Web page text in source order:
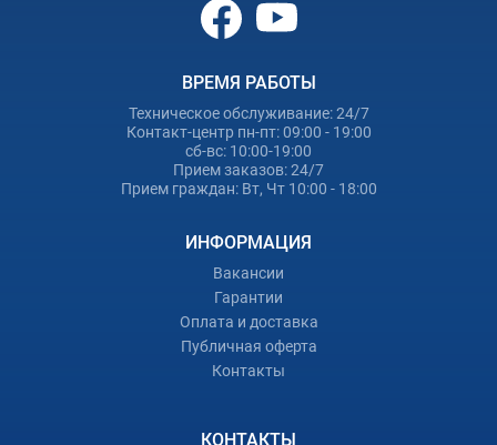
ВРЕМЯ РАБОТЫ
Техническое обслуживание: 24/7
Контакт-центр пн-пт: 09:00 - 19:00
сб-вс: 10:00-19:00
Прием заказов: 24/7
Прием граждан: Вт, Чт 10:00 - 18:00
ИНФОРМАЦИЯ
Вакансии
Гарантии
Оплата и доставка
Публичная оферта
Контакты
КОНТАКТЫ